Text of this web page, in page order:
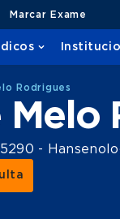
Marcar Exame
Rodrigues
Melo
-